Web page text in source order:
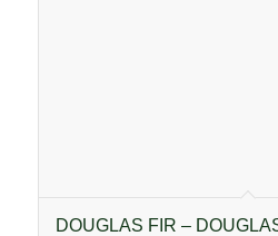
DOUGLAS FIR –